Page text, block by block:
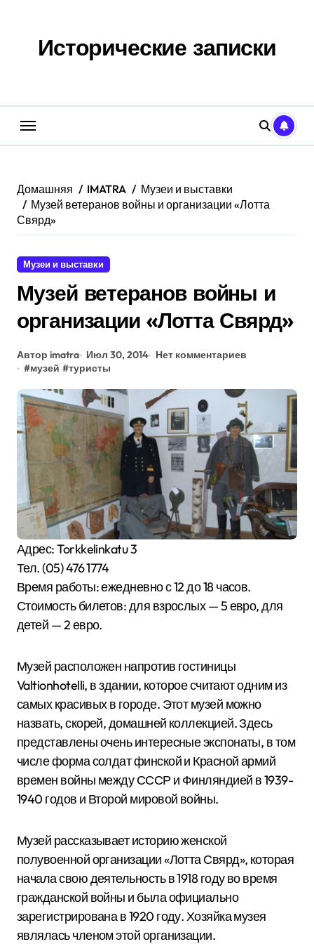
содержаниюИсторические записки
Домашняя IMATRA
Музеи и выставки
Музей ветеранов войны и организации «Лотта
Свярд»
Музеи и выставки
Музей ветеранов войны и
организации «Лотта Свярд»
Автор imatra Июл 30, 2014
Нет комментариев
#музей #туристы
Адрес: Torkkelinkatu 3
Тел. (05) 476 1774
Время работы: ежедневно с 12 до 18 часов.
Стоимость билетов: для взрослых — 5 евро, для
детей — 2 евро.
Музей расположен напротив гостиницы
Valtionhotelli, в здании, которое считают одним из
самых красивых в городе. Этот музей можно
назвать, скорей, домашней коллекцией. Здесь
представлены очень интересные экспонаты, в том
числе форма солдат финской и Красной армий
времен войны между СССР и Финляндией в 1939-
1940 годов и Второй мировой войны.
Музей рассказывает историю женской
полувоенной организации «Лотта Свярд», которая
начала свою деятельность в 1918 году во время
гражданской войны и была официально
зарегистрирована в 1920 году. Хозяйка музея
являлась членом этой организации.